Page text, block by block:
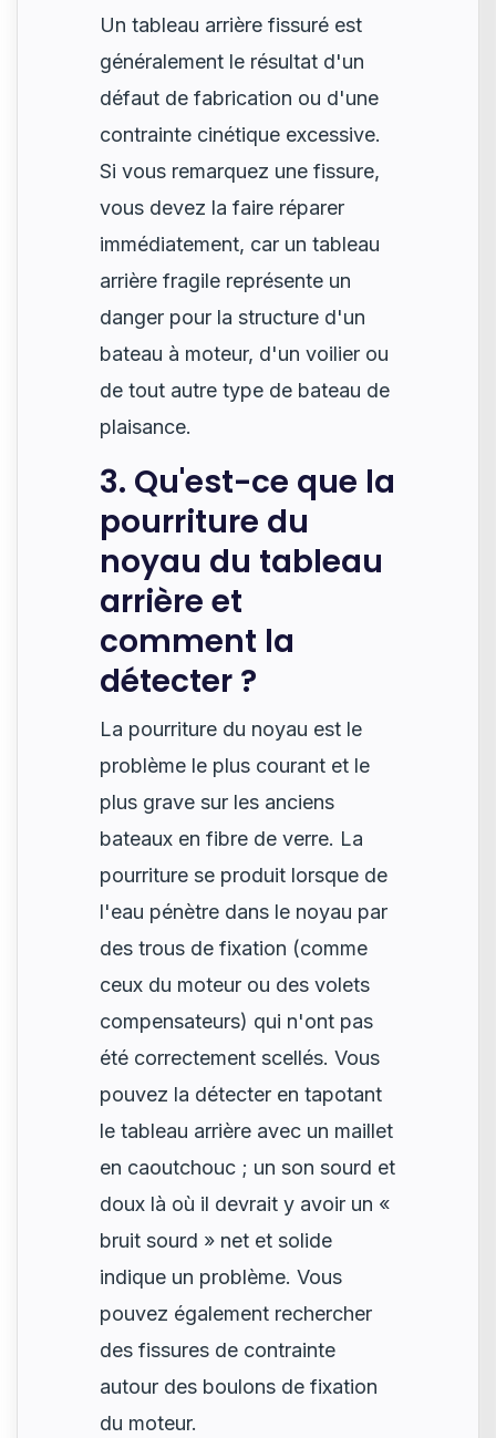
Un tableau arrière fissuré est
généralement le résultat d'un
défaut de fabrication ou d'une
contrainte cinétique excessive.
Si vous remarquez une fissure,
vous devez la faire réparer
immédiatement, car un tableau
arrière fragile représente un
danger pour la structure d'un
bateau à moteur, d'un voilier ou
de tout autre type de bateau de
plaisance.
3. Qu'est-ce que la
pourriture du
noyau du tableau
arrière et
comment la
détecter ?
La pourriture du noyau est le
problème le plus courant et le
plus grave sur les anciens
bateaux en fibre de verre. La
pourriture se produit lorsque de
l'eau pénètre dans le noyau par
des trous de fixation (comme
ceux du moteur ou des volets
compensateurs) qui n'ont pas
été correctement scellés. Vous
pouvez la détecter en tapotant
le tableau arrière avec un maillet
en caoutchouc ; un son sourd et
doux là où il devrait y avoir un «
bruit sourd » net et solide
indique un problème. Vous
pouvez également rechercher
des fissures de contrainte
autour des boulons de fixation
du moteur.